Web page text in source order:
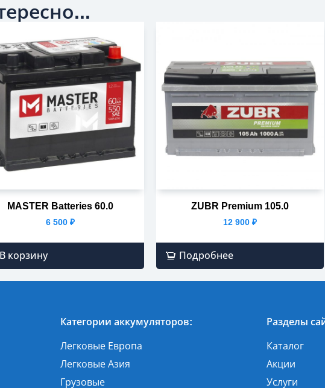
MASTER Batteries 60.0
6 500 ₽
В корзину
ZUBR Premium 105.0
12 900 ₽
Подробнее
Категории аккумуляторов:
Легковые Европа
Легковые Азия
Грузовые
Разделы
Каталог
Акции
Услуги